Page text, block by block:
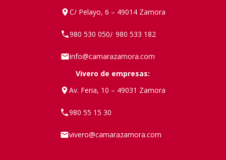
C/ Pelayo, 6 – 49014 Zamora
980 530 050/ 980 533 182
info@camarazamora.com
Vivero de empresas:
Av. Feria, 10 – 49031 Zamora
980 55 15 30
vivero@camarazamora.com